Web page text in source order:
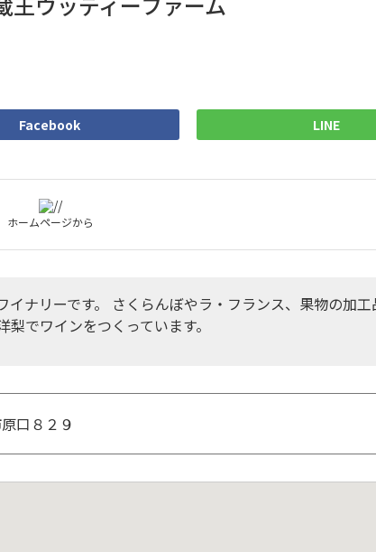
Facebook LINE
ホームページから
ナリーです。 さくらんぼやラ・フランス、果物の加工
でワインをつくっています。
口８２９